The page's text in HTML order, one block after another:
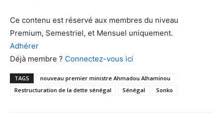
Ce contenu est réservé aux membres du niveau
Premium, Semestriel, et Mensuel uniquement.
Adhérer
Déjà membre ? Connectez-vous ici
TAGS
nouveau premier ministre Ahmadou Alhaminou
Restructuration de la dette sénégal
Sénégal Sonko